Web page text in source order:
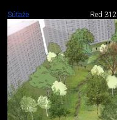
Súťaže Red 3